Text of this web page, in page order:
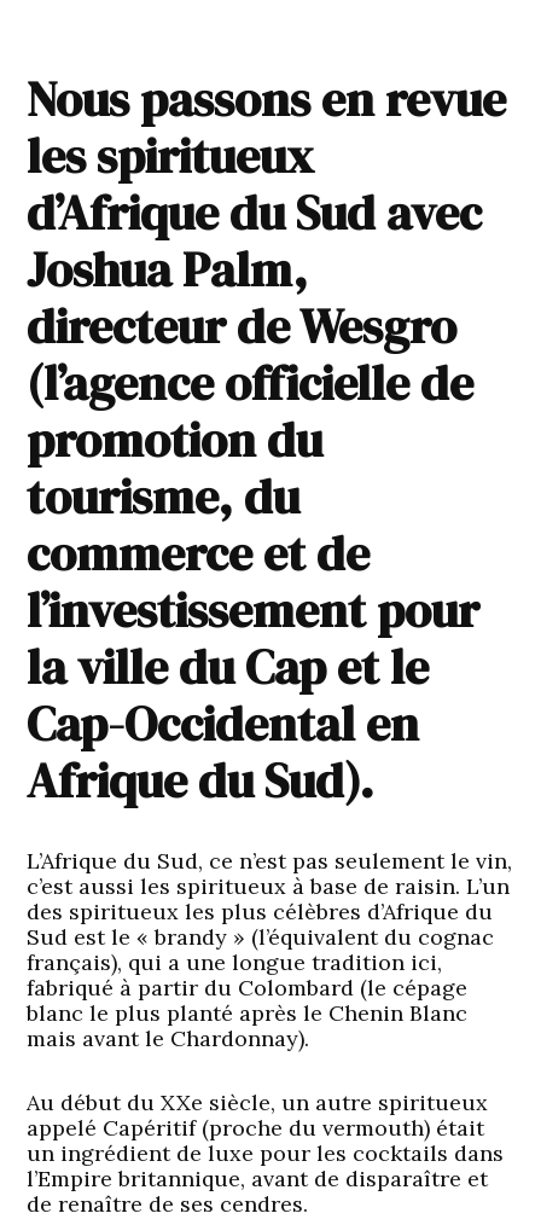
Nous passons en revue
les spiritueux
d’Afrique du Sud avec
Joshua Palm,
directeur de Wesgro
(l’agence officielle de
promotion du
tourisme, du
commerce et de
l’investissement pour
la ville du Cap et le
Cap-Occidental en
Afrique du Sud).
L’Afrique du Sud, ce n’est pas seulement le vin,
c’est aussi les spiritueux à base de raisin. L’un
des spiritueux les plus célèbres d’Afrique du
Sud est le « brandy » (l’équivalent du cognac
français), qui a une longue tradition ici,
fabriqué à partir du Colombard (le cépage
blanc le plus planté après le Chenin Blanc
mais avant le Chardonnay).
Au début du XXe siècle, un autre spiritueux
appelé Capéritif (proche du vermouth) était
un ingrédient de luxe pour les cocktails dans
l’Empire britannique, avant de disparaître et
de renaître de ses cendres.